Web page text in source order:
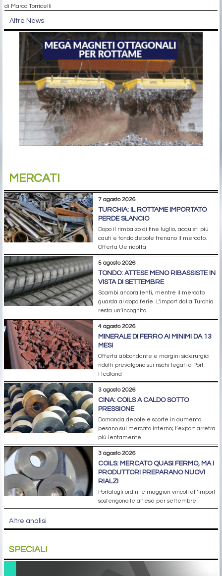
di Marco Torricelli
Altre News
MERCATI
7 agosto 2026
TURCHIA: IL ROTTAME IMPORTATO
PERDE SLANCIO
Dopo il rimbalzo di fine luglio, acquisti più
cauti e tondo debole frenano il mercato.
Offerta Ue ridotta
5 agosto 2026
TONDO: ATTESE MENO RIBASSISTE IN
VISTA DI SETTEMBRE
Scambi ancora lenti, mentre il mercato
guarda al dopo ferie. L’import dalla Turchia
resta un’incognita
4 agosto 2026
MINERALE DI FERRO AI MINIMI DA 13
MESI
Offerta abbondante e margini siderurgici
ridotti prevalgono sui rischi legati a Port
Hedland
3 agosto 2026
CINA: COILS A CALDO SOTTO
PRESSIONE
Domanda debole e scorte in aumento
pesano sul mercato interno; l’export arretra
più lentamente
3 agosto 2026
COILS: MERCATO QUASI FERMO, MA I
PRODUTTORI PREPARANO NUOVI
RIALZI
Portafogli ordini e maggiori vincoli all’import
sostengono le attese per settembre
Altre analisi
SPECIALI